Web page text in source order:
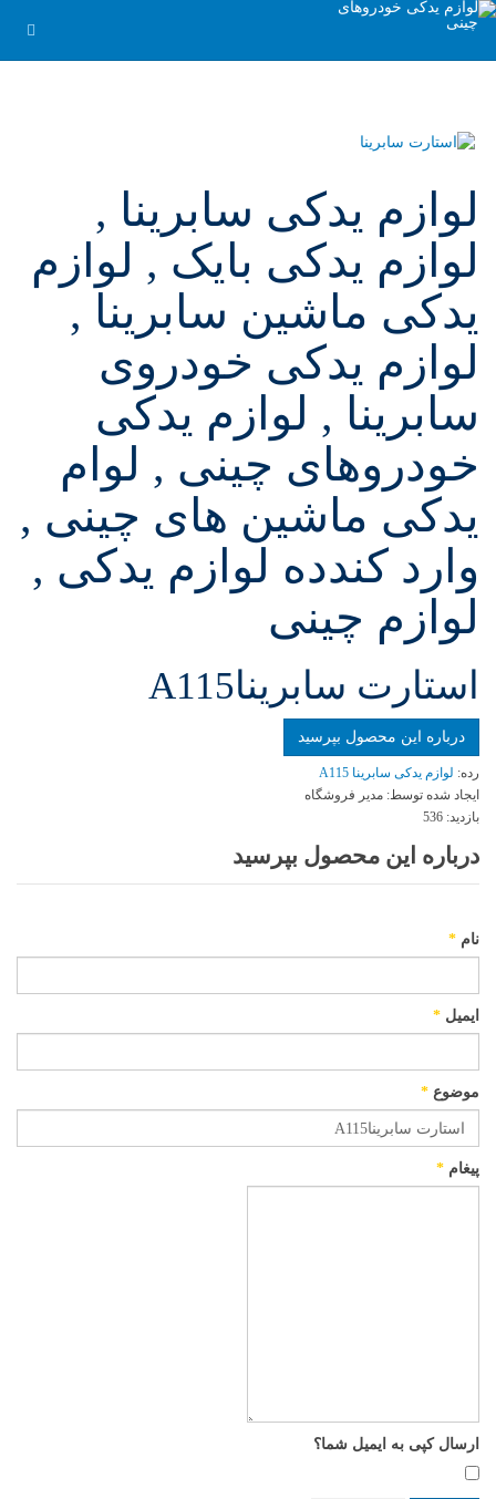
لوازم یدکی سابرینا ,
لوازم یدکی بایک , لوازم
یدکی ماشین سابرینا ,
لوازم یدکی خودروی
سابرینا , لوازم یدکی
خودروهای چینی , لوام
یدکی ماشین های چینی ,
وارد کندده لوازم یدکی ,
لوازم چینی
استارت سابریناA115
درباره این محصول بپرسید
رده: لوازم یدکی سابرینا A115
ایجاد شده توسط: مدیر فروشگاه
بازدید: 536
درباره این محصول بپرسید
نام *
ایمیل *
موضوع *
پیغام *
ارسال کپی به ایمیل شما؟